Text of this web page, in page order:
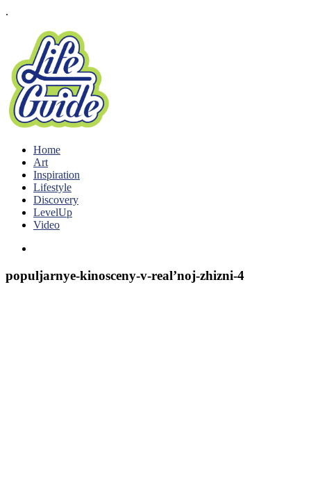
.
Home
Art
Inspiration
Lifestyle
Discovery
LevelUp
Video
populjarnye-kinosceny-v-real’noj-zhizni-4